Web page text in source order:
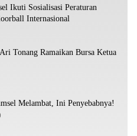
Ikuti Sosialisasi Peraturan
Internasional
Tonang Ramaikan Bursa Ketua
Melambat, Ini Penyebabnya!